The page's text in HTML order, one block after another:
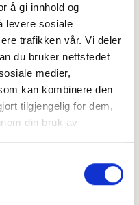
å gi innhold og
levere sosiale
trafikken vår. Vi deler
du bruker nettstedet
medier,
kan kombinere den
tilgjengelig for dem,
din bruk av